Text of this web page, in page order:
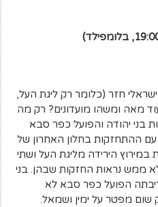
חזר (כלומר רק ליגת העל,
מאה ומשהו מועדונים? רק מה
בני יהודה והפועל כפר סבא
ההתחזקות בחלון האחרון של
הירידה מליגת העל ושתי
ממש נראות החזקות שבהן. בני
הפועל כפר סבא לא
מפטר על ימין ושמאל.